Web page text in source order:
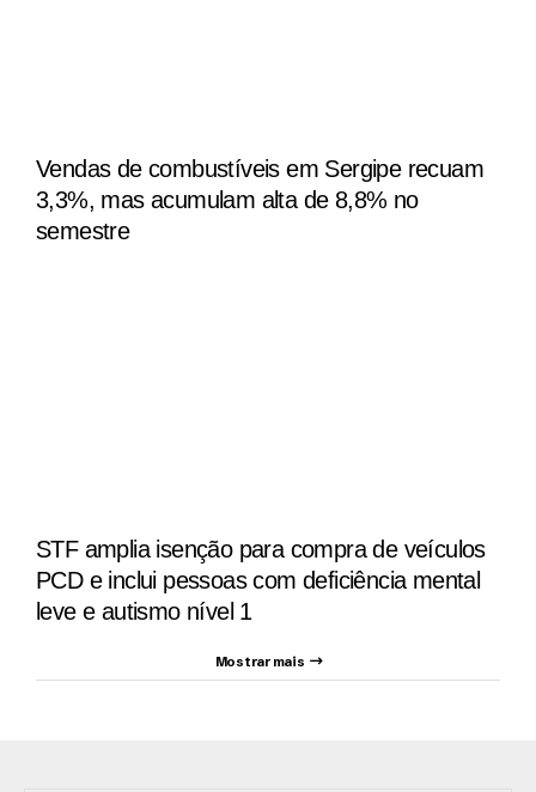
Vendas de combustíveis em Sergipe recuam
3,3%, mas acumulam alta de 8,8% no
semestre
STF amplia isenção para compra de veículos
PCD e inclui pessoas com deficiência mental
leve e autismo nível 1
Mostrar mais